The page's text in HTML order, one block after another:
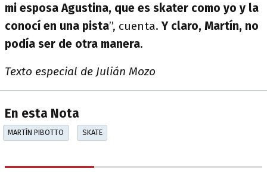
mi esposa Agustina, que es skater como yo y la
conocí en una pista”, cuenta. Y claro, Martín, no
podía ser de otra manera.
Texto especial de Julián Mozo
En esta Nota
MARTÍN PIBOTTO SKATE